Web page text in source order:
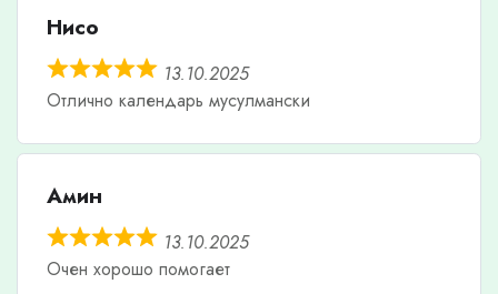
Нисо
13.10.2025
Отлично календарь мусулмански
Амин
13.10.2025
Очен хорошо помогает